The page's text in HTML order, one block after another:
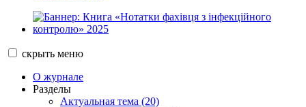
скрыть меню
О журнале
Разделы
Актуальная тема (20)